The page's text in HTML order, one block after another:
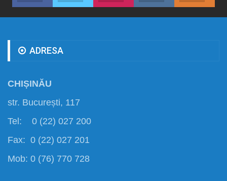
ADRESA
CHIȘINĂU
str. București, 117
Tel: 0 (22) 027 200
Fax: 0 (22) 027 201
Mob: 0 (76) 770 728